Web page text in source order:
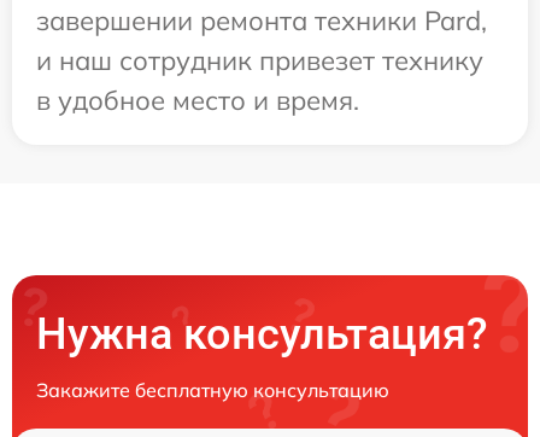
завершении ремонта техники Pard,
и наш сотрудник привезет технику
в удобное место и время.
Нужна консультация?
Закажите бесплатную консультацию